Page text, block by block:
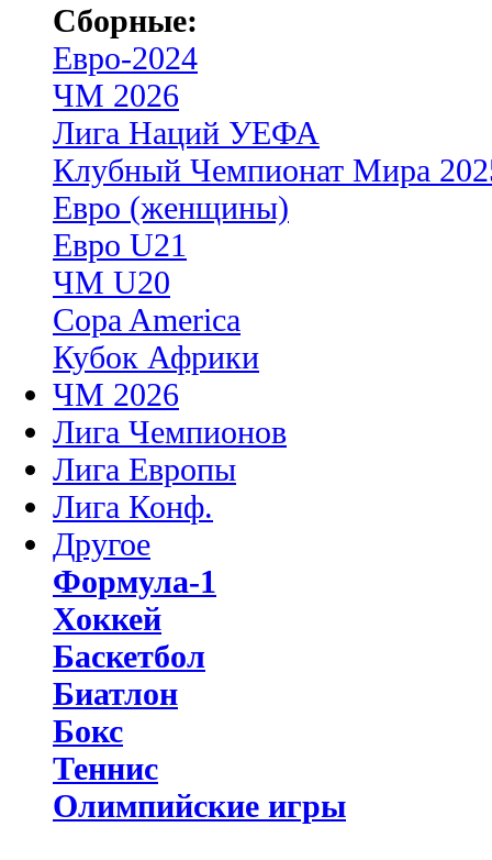
Сборные:
Евро-2024
ЧМ 2026
Лига Наций УЕФА
Клубный Чемпионат Мира
Евро (женщины)
Евро U21
ЧМ U20
Copa America
Кубок Африки
ЧМ 2026
Лига Чемпионов
Лига Европы
Лига Конф.
Другое
Формула-1
Хоккей
Баскетбол
Биатлон
Бокс
Теннис
Олимпийские игры